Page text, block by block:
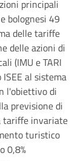
principali
bolognesi 49
delle tariffe
delle azioni di
(IMU e TARI
al sistema
l'obiettivo di
previsione di
tariffe invariate
turistico
0,8%